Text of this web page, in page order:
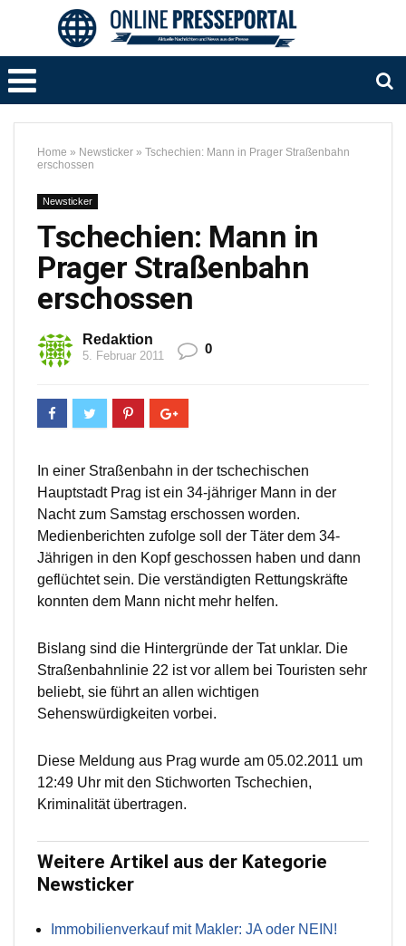
Home » Newsticker » Tschechien: Mann in Prager Straßenbahn
erschossen
Newsticker
Tschechien: Mann in
Prager Straßenbahn
erschossen
Redaktion
5. Februar 2011 0
In einer Straßenbahn in der tschechischen
Hauptstadt Prag ist ein 34-jähriger Mann in der
Nacht zum Samstag erschossen worden.
Medienberichten zufolge soll der Täter dem 34-
Jährigen in den Kopf geschossen haben und dann
geflüchtet sein. Die verständigten Rettungskräfte
konnten dem Mann nicht mehr helfen.
Bislang sind die Hintergründe der Tat unklar. Die
Straßenbahnlinie 22 ist vor allem bei Touristen sehr
beliebt, sie führt an allen wichtigen
Sehenswürdigkeiten vorbei.
Diese Meldung aus Prag wurde am 05.02.2011 um
12:49 Uhr mit den Stichworten Tschechien,
Kriminalität übertragen.
Weitere Artikel aus der Kategorie
Newsticker
Immobilienverkauf mit Makler: JA oder NEIN!